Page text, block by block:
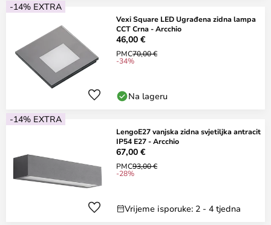
-14% EXTRA
Vexi Square LED Ugrađena zidna lampa
CCT Crna - Arcchio
46,00 €
PMC70,00 €
-34%
Na lageru
-14% EXTRA
LengoE27 vanjska zidna svjetiljka antracit
IP54 E27 - Arcchio
67,00 €
PMC93,00 €
-28%
Vrijeme isporuke: 2 - 4 tjedna